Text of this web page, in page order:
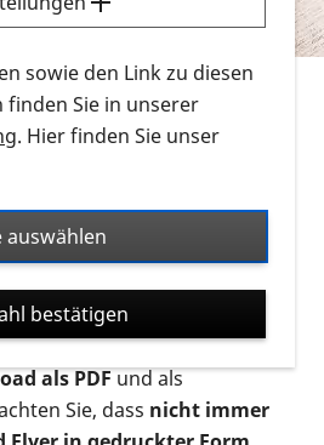
sich dieErklärvideos zum
der PRO RETINA-Website
Menschen an.
Sie sämtliches Infomaterial
um ausschließlich
Audios oder Videos zu
und Broschüren werden in
angeboten: zur
als gedruckte Variante
als PDFund als
Sie, dass nicht immer
sowie den Link zu diesen
finden Sie in unserer
. Hier finden Sie unser
auswählen
bestätigen